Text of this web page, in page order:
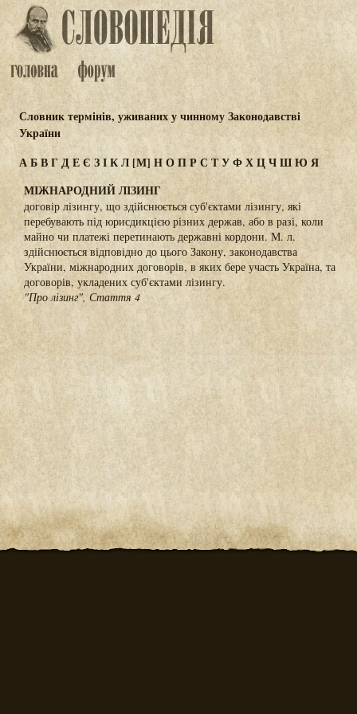
Словник термінів, уживаних у чинному Законодавстві
України
АБВГДЕЄ ЗІКЛ[М] НОПР С ТУФХЦЧШЮЯ
МІЖНАРОДНИЙ ЛІЗИНГ
договір лізингу, що здійснюється суб'єктами лізингу, які
перебувають під юрисдикцією різних держав, або в разі, коли
майно чи платежі перетинають державні кордони. М. л.
здійснюється відповідно до цього Закону, законодавства
України, міжнародних договорів, в яких бере участь Україна, та
договорів, укладених суб'єктами лізингу.
"Про лізинг", Стаття 4